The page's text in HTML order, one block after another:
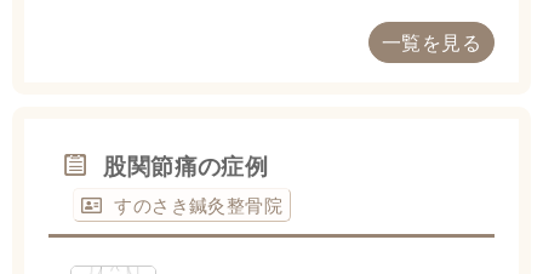
一覧を見る
股関節痛の症例
すのさき鍼灸整骨院